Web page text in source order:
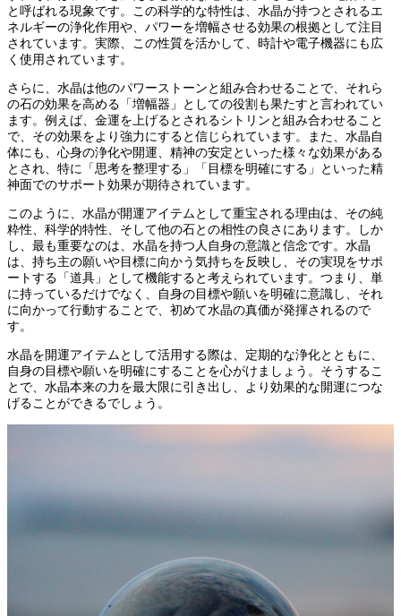
と呼ばれる現象です。この科学的な特性は、水晶が持つとされるエ
ネルギーの浄化作用や、パワーを増幅させる効果の根拠として注目
されています。実際、この性質を活かして、時計や電子機器にも広
く使用されています。
さらに、水晶は他のパワーストーンと組み合わせることで、それら
の石の効果を高める「増幅器」としての役割も果たすと言われてい
ます。例えば、金運を上げるとされるシトリンと組み合わせること
で、その効果をより強力にすると信じられています。また、水晶自
体にも、心身の浄化や開運、精神の安定といった様々な効果がある
とされ、特に「思考を整理する」「目標を明確にする」といった精
神面でのサポート効果が期待されています。
このように、水晶が開運アイテムとして重宝される理由は、その純
粋性、科学的特性、そして他の石との相性の良さにあります。しか
し、最も重要なのは、水晶を持つ人自身の意識と信念です。水晶
は、持ち主の願いや目標に向かう気持ちを反映し、その実現をサポ
ートする「道具」として機能すると考えられています。つまり、単
に持っているだけでなく、自身の目標や願いを明確に意識し、それ
に向かって行動することで、初めて水晶の真価が発揮されるので
す。
水晶を開運アイテムとして活用する際は、定期的な浄化とともに、
自身の目標や願いを明確にすることを心がけましょう。そうするこ
とで、水晶本来の力を最大限に引き出し、より効果的な開運につな
げることができるでしょう。